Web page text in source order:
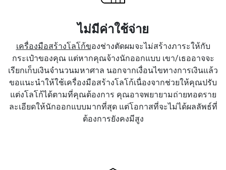
ไม่มีค่าใช้จ่าย
เครื่องมือสร้างโลโก้ของช่างตัดผมจะไม่สร้างภาระให้กับ
กระเป๋าของคุณ แต่หากคุณจ้างนักออกแบบ เขา/เธออาจจะ
เรียกเก็บเงินจำนวนมหาศาล นอกจากเงื่อนไขทางการเงินแล้ว
ขอแนะนำให้ใช้เครื่องมือสร้างโลโก้เนื่องจากช่วยให้คุณปรับ
แต่งโลโก้ได้ตามที่คุณต้องการ คุณอาจพยายามถ่ายทอดราย
ละเอียดให้นักออกแบบมากที่สุด แต่โอกาสที่จะไม่ได้ผลลัพธ์ที่
ต้องการยังคงมีสูง